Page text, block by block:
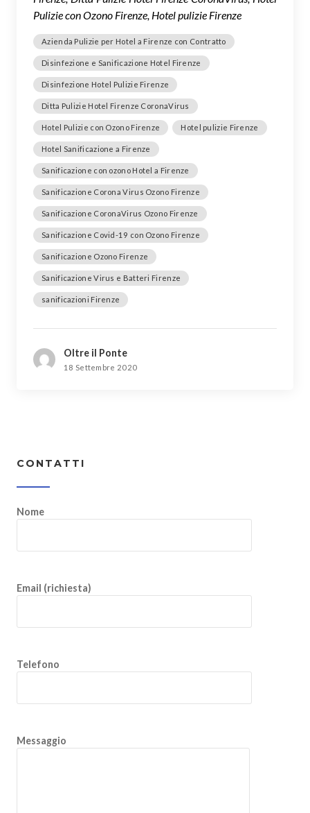
Pulizie con Ozono Firenze, Hotel pulizie Firenze
Azienda Pulizie per Hotel a Firenze con Contratto
Disinfezione e Sanificazione Hotel Firenze
Disinfezione Hotel Pulizie Firenze
Ditta Pulizie Hotel Firenze CoronaVirus
Hotel Pulizie con Ozono Firenze Hotel pulizie Firenze
Hotel Sanificazione a Firenze
Sanificazione con ozono Hotel a Firenze
Sanificazione Corona Virus Ozono Firenze
Sanificazione CoronaVirus Ozono Firenze
Sanificazione Covid-19 con Ozono Firenze
Sanificazione Ozono Firenze
Sanificazione Virus e Batteri Firenze
sanificazioni Firenze
Oltre il Ponte
18 Settembre 2020
CONTATTI
Nome
Email (richiesta)
Telefono
Messaggio